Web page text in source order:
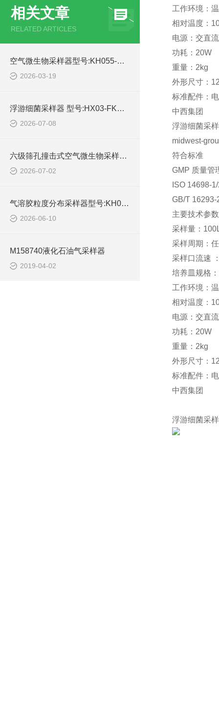
相关文章
RELATED ARTICLES
空气微生物采样器型号:KH055-M396955的简单介绍
2026-03-19
浮游细菌采样器 型号:HX03-FKC-1库号：M414546的技术介绍
2026-07-08
六级筛孔撞击式空气微生物采样器型号:KH05-M55432的技术介绍
2026-07-02
气溶胶粒度分布采样器型号:KH055-M925531库号：M25851的详细介绍
2026-06-10
M158740液化石油气采样器
2019-04-02
工作环境：
相对温度：
电源：交直
功耗：20W
重量：2kg
外形尺寸：
标准配件：
中西集团
浮游细菌采
midwest-
符合标准
GMP 质量管
ISO 14698-
GB/T
主要技术参
采样量：
采样周期：
采样口流速
培养皿规格
工作环境：
相对温度：
电源：交直
功耗：20W
重量：2kg
外形尺寸：
标准配件：
中西集团
浮游细菌采